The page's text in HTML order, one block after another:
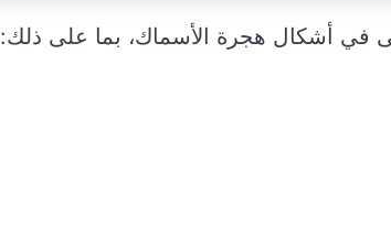
في أشكال هجرة الأسماك، بما على ذلك: